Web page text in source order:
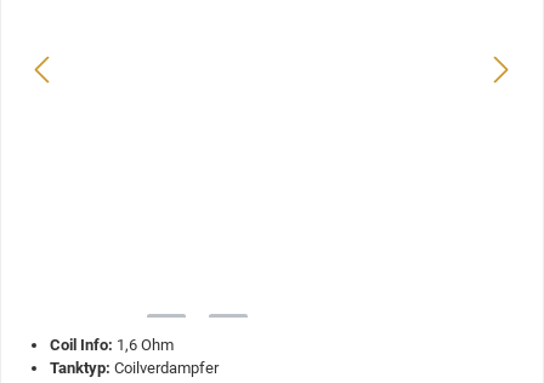
Coil Info: 1,6 Ohm
Tanktyp: Coilverdampfer